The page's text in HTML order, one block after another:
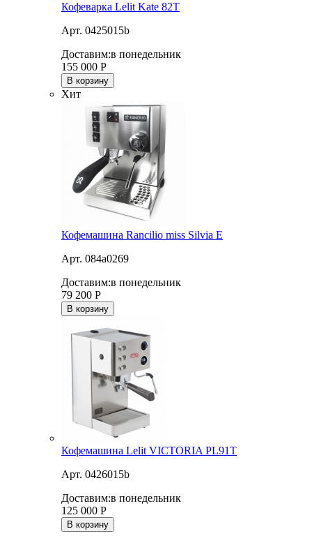
Кофеварка Lelit Kate 82T
Арт. 0425015b
Доставим:в понедельник
155 000 Р
В корзину
Хит
Кофемашина Rancilio miss Silvia E
Арт. 084a0269
Доставим:в понедельник
79 200 Р
В корзину
Кофемашина Lelit VICTORIA PL91T
Арт. 0426015b
Доставим:в понедельник
125 000 Р
В корзину